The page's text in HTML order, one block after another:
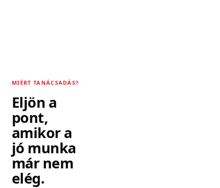
MIÉRT TANÁCSADÁS?
Eljön a
pont,
amikor a
jó munka
már nem
elég.